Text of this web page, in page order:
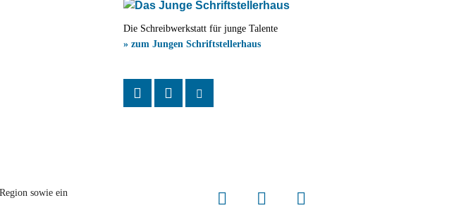
Die Schreibwerkstatt für junge Talente
» zum Jungen Schriftstellerhaus
sowie ein